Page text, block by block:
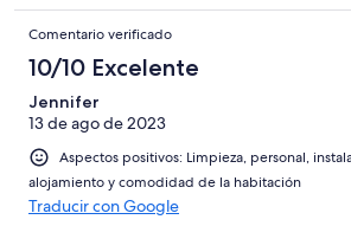
Comentario verificado
10/10 Excelente
Jennifer
13 de ago de 2023
Aspectos positivos: Limpieza, personal,
alojamiento y comodidad de la habitación
Traducir con Google